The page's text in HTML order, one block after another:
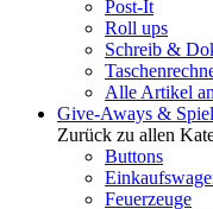
Post-It
Roll ups
Schreib &
Alle Artikel
Give-Aways &
Zurück zu allen
Buttons
Feuerzeuge